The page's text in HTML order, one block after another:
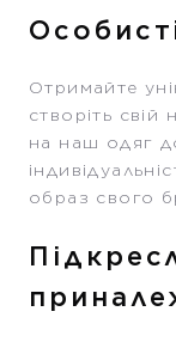
Отримайте
створіть
на наш одяг
образ свого